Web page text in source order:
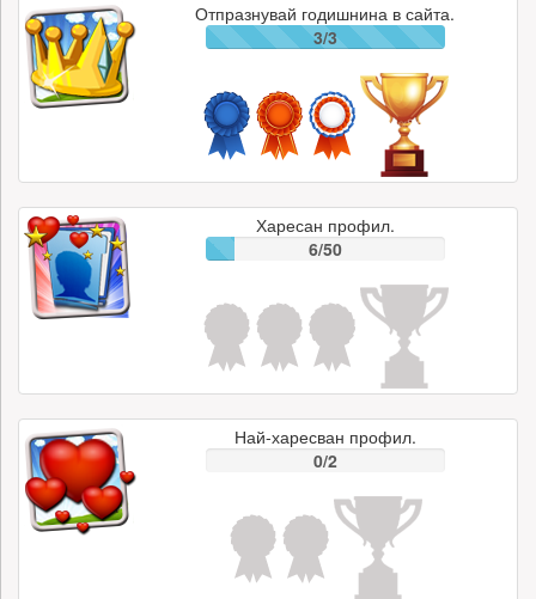
Отпразнувай годишнина в сайта.
3/3
Харесан профил.
6/50
Най-харесван профил.
0/2